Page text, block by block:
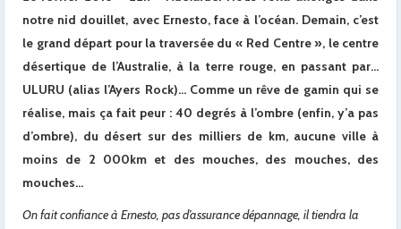
notre nid douillet, avec Ernesto, face à l’océan. Demain, c’est
le grand départ pour la traversée du « Red Centre », le centre
désertique de l’Australie, à la terre rouge, en passant par…
ULURU (alias l’Ayers Rock)… Comme un rêve de gamin qui se
réalise, mais ça fait peur : 40 degrés à l’ombre (enfin, y’a pas
d’ombre), du désert sur des milliers de km, aucune ville à
moins de 2 000km et des mouches, des mouches, des
mouches…
On fait confiance à Ernesto, pas d’assurance dépannage, il tiendra la